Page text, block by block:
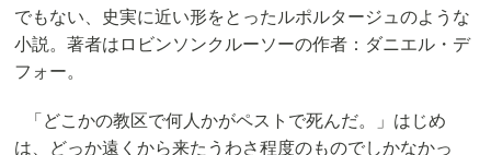
でもない、史実に近い形をとったルポルタージュのような
小説。著者はロビンソンクルーソーの作者：ダニエル・デ
フォー。
「どこかの教区で何人かがペストで死んだ。」はじめ
は、どっか遠くから来たうわさ程度のものでしかなかっ